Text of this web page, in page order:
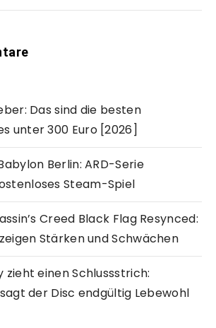
Das sind die besten
unter 300 Euro [2026]
Berlin: ARD-Serie
Steam-Spiel
Creed Black Flag Resynced:
Stärken und Schwächen
zieht einen Schlussstrich:
der Disc endgültig Lebewohl